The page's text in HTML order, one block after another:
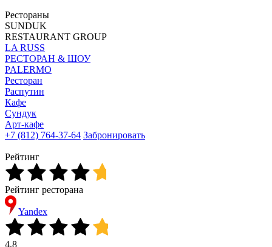
Рестораны
SUNDUK
RESTAURANT GROUP
LA RUSS
РЕСТОРАН & ШОУ
PALERMO
Ресторан
Распутин
Кафе
Сундук
Арт-кафе
+7 (812) 764-37-64 Забронировать
Рейтинг
Рейтинг ресторана
Yandex
4,8